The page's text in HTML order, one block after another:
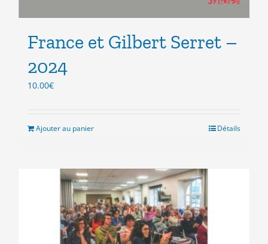
France et Gilbert Serret –
2024
10.00€
Ajouter au panier Détails